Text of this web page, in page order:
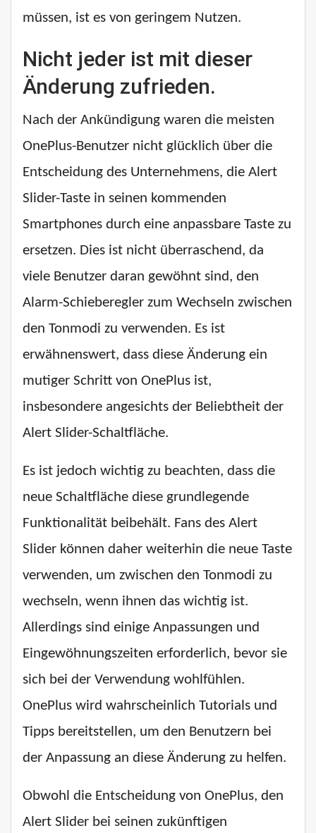
müssen, ist es von geringem Nutzen.
Nicht jeder ist mit dieser
Änderung zufrieden.
Nach der Ankündigung waren die meisten
OnePlus-Benutzer nicht glücklich über die
Entscheidung des Unternehmens, die Alert
Slider-Taste in seinen kommenden
Smartphones durch eine anpassbare Taste zu
ersetzen. Dies ist nicht überraschend, da
viele Benutzer daran gewöhnt sind, den
Alarm-Schieberegler zum Wechseln zwischen
den Tonmodi zu verwenden. Es ist
erwähnenswert, dass diese Änderung ein
mutiger Schritt von OnePlus ist,
insbesondere angesichts der Beliebtheit der
Alert Slider-Schaltfläche.
Es ist jedoch wichtig zu beachten, dass die
neue Schaltfläche diese grundlegende
Funktionalität beibehält. Fans des Alert
Slider können daher weiterhin die neue Taste
verwenden, um zwischen den Tonmodi zu
wechseln, wenn ihnen das wichtig ist.
Allerdings sind einige Anpassungen und
Eingewöhnungszeiten erforderlich, bevor sie
sich bei der Verwendung wohlfühlen.
OnePlus wird wahrscheinlich Tutorials und
Tipps bereitstellen, um den Benutzern bei
der Anpassung an diese Änderung zu helfen.
Obwohl die Entscheidung von OnePlus, den
Alert Slider bei seinen zukünftigen